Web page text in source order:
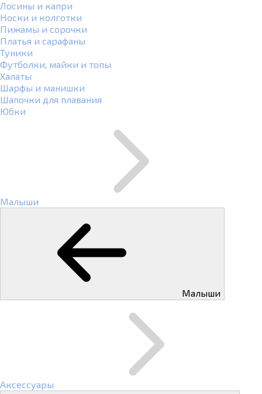
Лосины и капри
Носки и колготки
Пижамы и сорочки
Платья и сарафаны
Туники
Футболки, майки и топы
Халаты
Шарфы и манишки
Шапочки для плавания
Юбки
Малыши
Малыши
Аксессуары